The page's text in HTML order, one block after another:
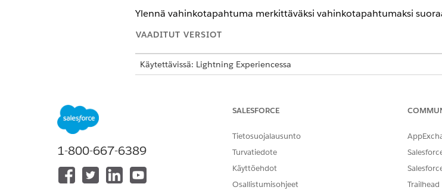
Ylennä vahinkotapahtuma merkittäväksi vahinkotapahtumaksi
VAADITUT VERSIOT
Käytettävissä: Lightning Experiencessa
TARVITTAVAT
Tärkeimpien vahinkotapahtumien ylentäminen:
Määrityksen jälkeen valitut tärkeimmät vahinkotapahtumien
kriittisesti liiketoimintaan.
1-800-667-6389
SALESFORCE
Tietosuojalausunto
Turvatiedote
Käyttöehdot
Osallistumisohjeet
Trailhead